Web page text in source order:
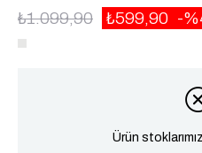
₺1.099,90 ₺599,90
Ürün